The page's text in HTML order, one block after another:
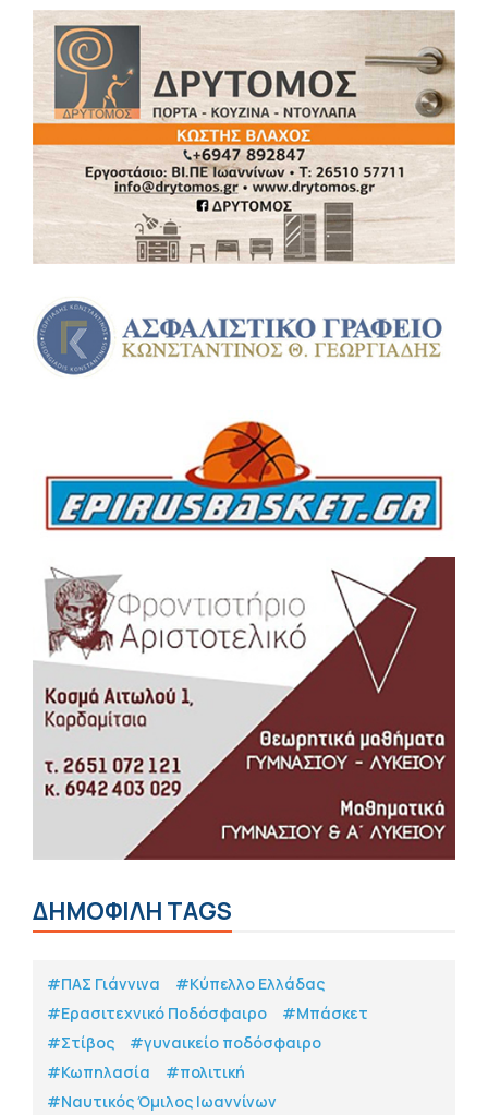
ΔΗΜΟΦΙΛΗ TAGS
#ΠΑΣ Γιάννινα
#Κύπελλο Ελλάδας
#Eρασιτεχνικό Ποδόσφαιρο
#Μπάσκετ
#Στίβος
#γυναικείο ποδόσφαιρο
#Κωπηλασία
#πολιτική
#Ναυτικός Όμιλος Ιωαννίνων